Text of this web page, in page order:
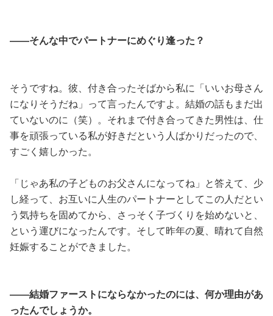
——そんな中でパートナーにめぐり逢った？
そうですね。彼、付き合ったそばから私に「いいお母さん
になりそうだね」って言ったんですよ。結婚の話もまだ出
ていないのに（笑）。それまで付き合ってきた男性は、仕
事を頑張っている私が好きだという人ばかりだったので、
すごく嬉しかった。
「じゃあ私の子どものお父さんになってね」と答えて、少
し経って、お互いに人生のパートナーとしてこの人だとい
う気持ちを固めてから、さっそく子づくりを始めないと、
という運びになったんです。そして昨年の夏、晴れて自然
妊娠することができました。
――結婚ファーストにならなかったのには、何か理由があ
ったんでしょうか。